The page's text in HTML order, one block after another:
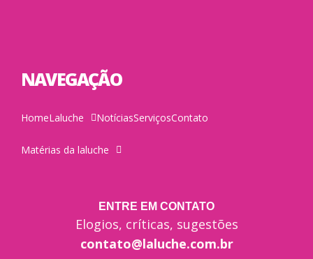
NAVEGAÇÃO
HomeLaluche NotíciasServiçosContato
Matérias da laluche
ENTRE EM CONTATO
Elogios, críticas, sugestões
contato@laluche.com.br